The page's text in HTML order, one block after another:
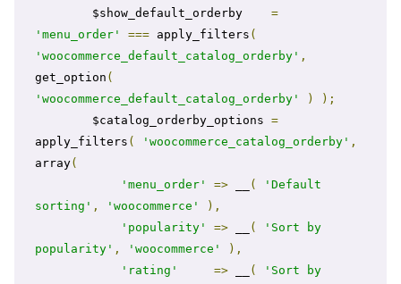
        $show_default_orderby
=
'menu_order'
=== apply_filters (
'woocommerce_default_catalog_orderby' ,
get_option (
'woocommerce_default_catalog_orderby'
)
);
        $catalog_orderby_options
=
apply_filters ( 'woocommerce_catalog_orderby' ,
array(
'menu_order'
=> __ (
'Default
sorting' , 'woocommerce'
),
'popularity'
=> __ (
'Sort by
popularity' , 'woocommerce'
),
'rating'
=> __ (
'Sort by